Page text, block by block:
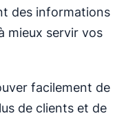
des informations
mieux servir vos
facilement de
de clients et de